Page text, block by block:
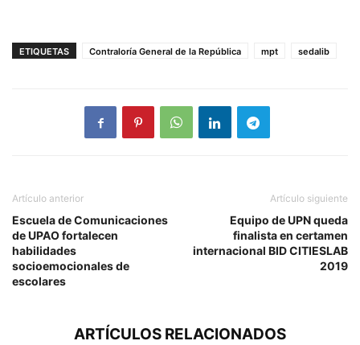
ETIQUETAS Contraloría General de la República mpt sedalib
Artículo anterior
Escuela de Comunicaciones
de UPAO fortalecen
habilidades
socioemocionales de
escolares
Artículo siguiente
Equipo de UPN queda
finalista en certamen
internacional BID CITIESLAB
2019
ARTÍCULOS RELACIONADOS